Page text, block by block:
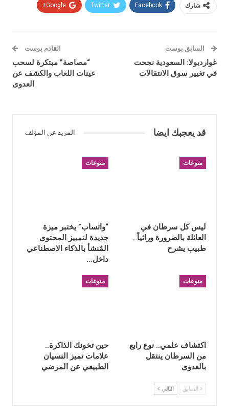
شارك Facebook
Twitter
Google+
السابق بوست
غوارديولا: السعودية نجحت
في تغيير سوق الانتقالات
القادم بوست
“مصاصة” مبتكرة لسحب
عينات اللعاب والكشف عن
العدوى
قد يعجبك ايضا المزيد عن المؤلف
منوعات
ليس كل سرطان في
العائلة بالضرورة وراثياً..
طبيب يشرح
منوعات
“واتساب” يختبر ميزة
جديدة لتمييز المحتوى
المُنشأ بالذكاء الاصطناعي
داخل…
منوعات
اكتشاف علمي.. نوع رابع
من السرطان ينتقل
بالعدوى
منوعات
حين تخونك الذاكرة..
علامات تميز النسيان
الطبيعي عن المرضي
السابق التالي